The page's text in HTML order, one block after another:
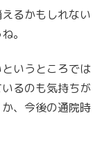
るかもしれない
。
いうところでは
るのも気持ちが
、今後の通院時